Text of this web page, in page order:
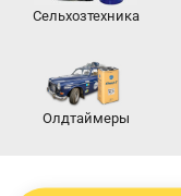
Сельхозтехника
Олдтаймеры